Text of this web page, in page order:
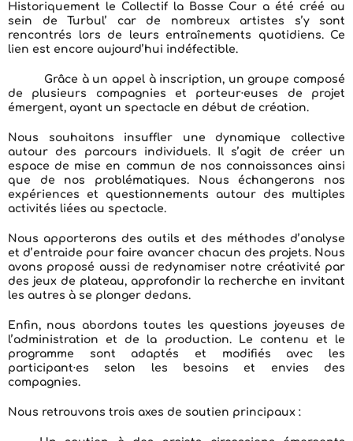
Historiquement le Collectif la Basse Cour a été créé au
sein de Turbul’ car de nombreux artistes s’y sont
rencontrés lors de leurs entraînements quotidiens. Ce
lien est encore aujourd’hui indéfectible.
Grâce à un appel à inscription, un groupe composé
de plusieurs compagnies et porteur·euses de projet
émergent, ayant un spectacle en début de création.
Nous souhaitons insuffler une dynamique collective
autour des parcours individuels. Il s’agit de créer un
espace de mise en commun de nos connaissances ainsi
que de nos problématiques. Nous échangerons nos
expériences et questionnements autour des multiples
activités liées au spectacle.
Nous apporterons des outils et des méthodes d’analyse
et d’entraide pour faire avancer chacun des projets. Nous
avons proposé aussi de redynamiser notre créativité par
des jeux de plateau, approfondir la recherche en invitant
les autres à se plonger dedans.
Enfin, nous abordons toutes les questions joyeuses de
l’administration et de la production. Le contenu et le
programme sont adaptés et modifiés avec les
participant·es selon les besoins et envies des
compagnies.
Nous retrouvons trois axes de soutien principaux :